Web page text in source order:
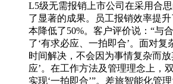
L5级无需报销上市公司在采用合
了显著的成果。员工报销效率提
本降低了50%。客户评价说：“与
了‘有求必应、一拍即合’。面对复
时间解决，不会因为事情复杂而
应’。在工作方法及管理理念上，
实现‘一拍即合’”。差旅智能化管